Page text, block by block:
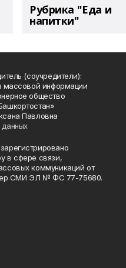
Рубрика "Еда и
напитки"
(соучредители):
массовой информации
общество
Павловна
в сфере связи,
коммуникаций от
СМИ ЭЛ № ФС 77-75680.